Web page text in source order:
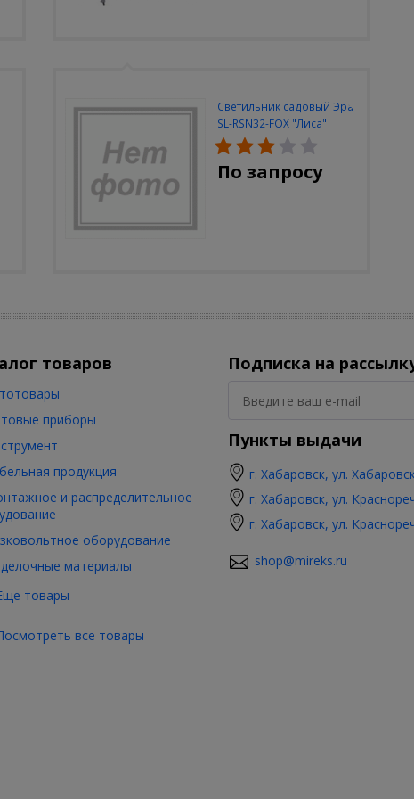
Светильник садовый Эра
SL-RSN32-FOX "Лиса"
солн.бат, полистоун,
цветной, 32 см
По запросу
товаров
товары
приборы
продукция
и распределительное
оборудование
материалы
все товары
Подписка на
Пункты выдачи
г. Хабаровск, ул.
г. Хабаровск, ул.
г. Хабаровск, ул.
shop@mireks.ru